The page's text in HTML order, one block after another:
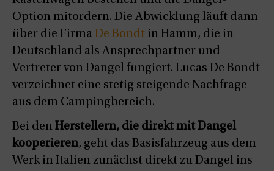
Option mitordern. Die Abwicklung läuft dann
über die Firma De Bondt in Hamm, die in
Deutschland als Ansprechpartner und
Vertreter von Dangel fungiert. Lucas De Bondt
verzeichnet eine stetig steigende Nachfrage
aus dem Campingbereich.
Bei den Herstellern, die direkt mit Dangel
kooperieren, geht das Basisfahrzeug aus dem
Werk in Italien zunächst direkt zu Dangel ins